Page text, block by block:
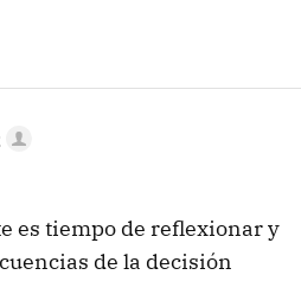
es tiempo de reflexionar y
de la decisión